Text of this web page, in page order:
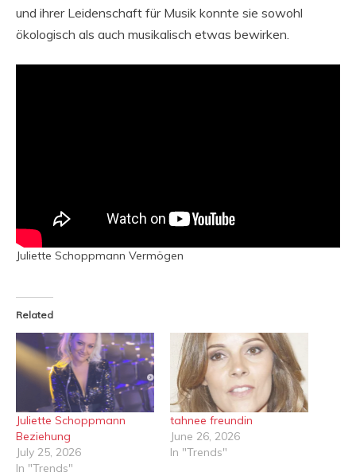
und ihrer Leidenschaft für Musik konnte sie sowohl
ökologisch als auch musikalisch etwas bewirken.
Juliette Schoppmann Vermögen
Related
Juliette Schoppmann
Beziehung
July 25, 2026
In "Trends"
tahnee freundin
June 26, 2026
In "Trends"